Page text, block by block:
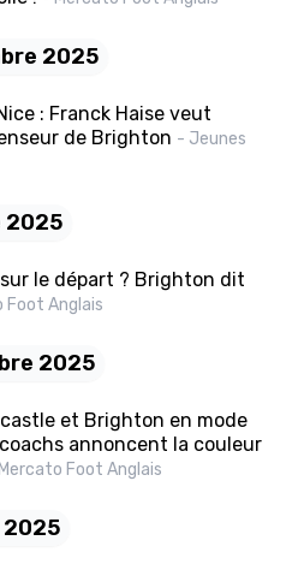
2025
: Franck Haise veut
de Brighton - Jeunes
2025
le départ ? Brighton dit
Foot Anglais
2025
et Brighton en mode
annoncent la couleur
Foot Anglais
2025